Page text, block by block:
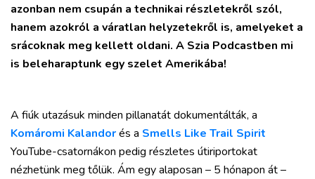
azonban nem csupán a technikai részletekről szól,
hanem azokról a váratlan helyzetekről is, amelyeket a
srácoknak meg kellett oldani. A Szia Podcastben mi
is beleharaptunk egy szelet Amerikába!
A fiúk utazásuk minden pillanatát dokumentálták, a
Komáromi Kalandorés a Smells Like Trail Spirit
YouTube-csatornákon pedig részletes útiriportokat
nézhetünk meg tőlük. Ám egy alaposan – 5 hónapon át –